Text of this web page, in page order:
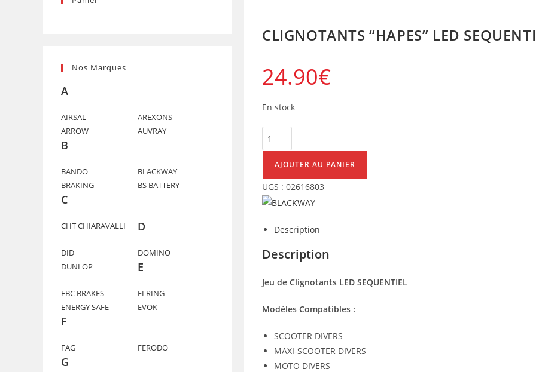
CLIGNOTANTS “HAPES” LED
24.90€
En stock
quantité
de
CLIGNOTANTS
"HAPES"
LED
SEQUENTIEL
AJOUTER AU PANIER
UGS : 02616803
Description
Description
Jeu de Clignotants LED SEQUENTIEL
Modèles Compatibles :
SCOOTER DIVERS
MAXI-SCOOTER DIVERS
MOTO DIVERS
Nos Marques
A
AIRSAL
AREXONS
ARROW
AUVRAY
B
BANDO
BLACKWAY
BRAKING
BS BATTERY
C
CHT CHIARAVALLI D
DID
DOMINO
DUNLOP
E
EBC BRAKES
ELRING
ENERGY SAFE
EVOK
F
FAG FERODO
G